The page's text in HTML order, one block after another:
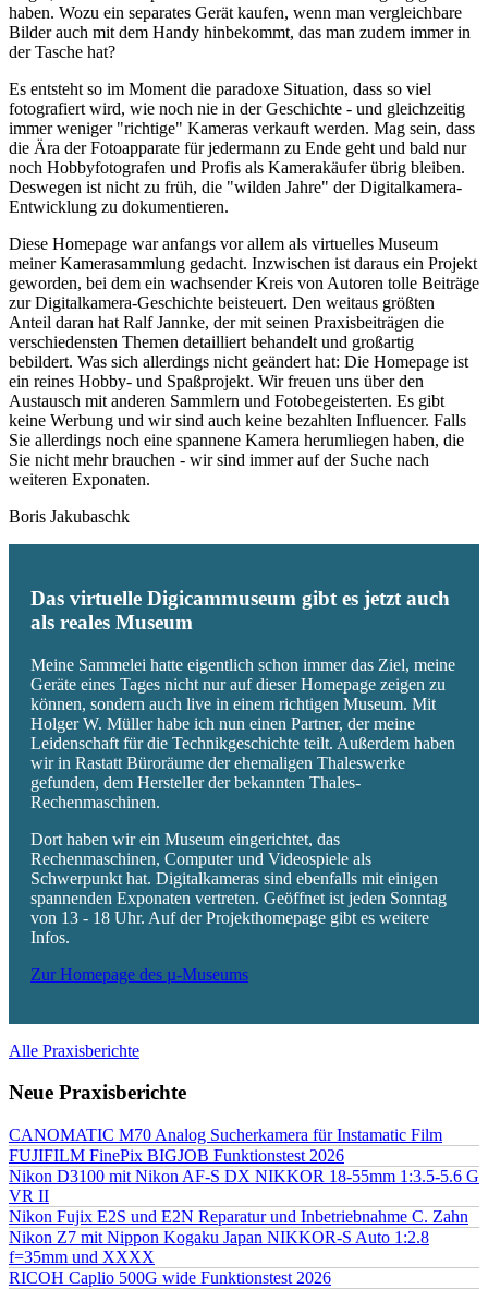
haben. Wozu ein separates Gerät kaufen, wenn man vergleichbare
Bilder auch mit dem Handy hinbekommt, das man zudem immer in
der Tasche hat?
Es entsteht so im Moment die paradoxe Situation, dass so viel
fotografiert wird, wie noch nie in der Geschichte - und gleichzeitig
immer weniger "richtige" Kameras verkauft werden. Mag sein, dass
die Ära der Fotoapparate für jedermann zu Ende geht und bald nur
noch Hobbyfotografen und Profis als Kamerakäufer übrig bleiben.
Deswegen ist nicht zu früh, die "wilden Jahre" der Digitalkamera-
Entwicklung zu dokumentieren.
Diese Homepage war anfangs vor allem als virtuelles Museum
meiner Kamerasammlung gedacht. Inzwischen ist daraus ein Projekt
geworden, bei dem ein wachsender Kreis von Autoren tolle Beiträge
zur Digitalkamera-Geschichte beisteuert. Den weitaus größten
Anteil daran hat Ralf Jannke, der mit seinen Praxisbeiträgen die
verschiedensten Themen detailliert behandelt und großartig
bebildert. Was sich allerdings nicht geändert hat: Die Homepage ist
ein reines Hobby- und Spaßprojekt. Wir freuen uns über den
Austausch mit anderen Sammlern und Fotobegeisterten. Es gibt
keine Werbung und wir sind auch keine bezahlten Influencer. Falls
Sie allerdings noch eine spannene Kamera herumliegen haben, die
Sie nicht mehr brauchen - wir sind immer auf der Suche nach
weiteren Exponaten.
Boris Jakubaschk
Das virtuelle Digicammuseum gibt es jetzt auch
als reales Museum
Meine Sammelei hatte eigentlich schon immer das Ziel, meine
Geräte eines Tages nicht nur auf dieser Homepage zeigen zu
können, sondern auch live in einem richtigen Museum. Mit
Holger W. Müller habe ich nun einen Partner, der meine
Leidenschaft für die Technikgeschichte teilt. Außerdem haben
wir in Rastatt Büroräume der ehemaligen Thaleswerke
gefunden, dem Hersteller der bekannten Thales-
Rechenmaschinen.
Dort haben wir ein Museum eingerichtet, das
Rechenmaschinen, Computer und Videospiele als
Schwerpunkt hat. Digitalkameras sind ebenfalls mit einigen
spannenden Exponaten vertreten. Geöffnet ist jeden Sonntag
von 13 - 18 Uhr. Auf der Projekthomepage gibt es weitere
Infos.
Zur Homepage des µ-Museums
Alle Praxisberichte
Neue Praxisberichte
CANOMATIC M70 Analog Sucherkamera für Instamatic Film
FUJIFILM FinePix BIGJOB Funktionstest 2026
Nikon D3100 mit Nikon AF-S DX NIKKOR 18-55mm 1:3.5-5.6 G
VR II
Nikon Fujix E2S und E2N Reparatur und Inbetriebnahme C. Zahn
Nikon Z7 mit Nippon Kogaku Japan NIKKOR-S Auto 1:2.8
f=35mm und XXXX
RICOH Caplio 500G wide Funktionstest 2026